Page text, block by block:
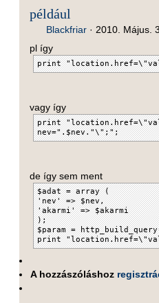
például
Blackfriar· 2010. Május.
pl így
print
vagy így
print
nev=".$nev."\";";
de így sem ment
$adat = array (
'nev' => $nev,
'akarmi' => $akarmi
);
$param =
print
A hozzászóláshoz